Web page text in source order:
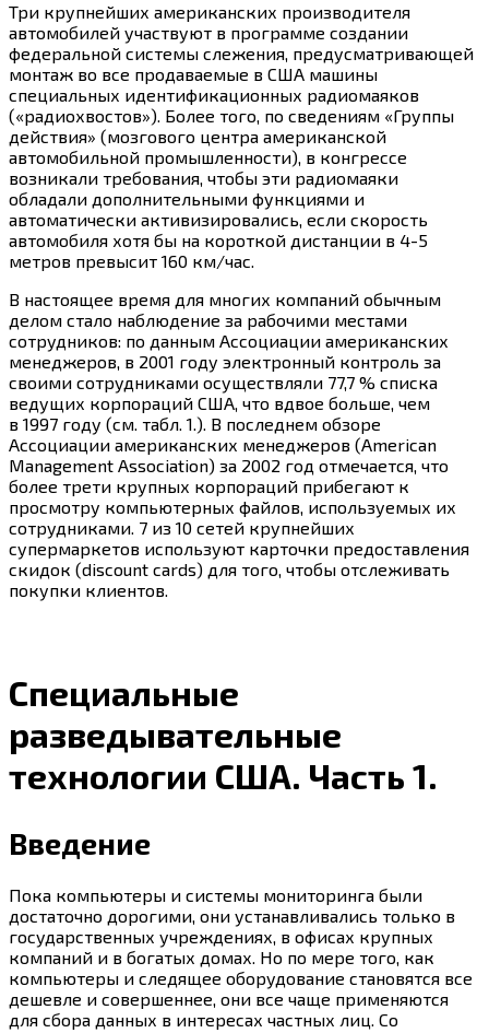
Три крупнейших американских производителя
автомобилей участвуют в программе создании
федеральной системы слежения, предусматривающей
монтаж во все продаваемые в США машины
специальных идентификационных радиомаяков
(«радиохвостов»). Более того, по сведениям «Группы
действия» (мозгового центра американской
автомобильной промышленности), в конгрессе
возникали требования, чтобы эти радиомаяки
обладали дополнительными функциями и
автоматически активизировались, если скорость
автомобиля хотя бы на короткой дистанции в 4-5
метров превысит 160 км/час.
В настоящее время для многих компаний обычным
делом стало наблюдение за рабочими местами
сотрудников: по данным Ассоциации американских
менеджеров, в 2001 году электронный контроль за
своими сотрудниками осуществляли 77,7 % списка
ведущих корпораций США, что вдвое больше, чем
в 1997 году (см. табл. 1.). В последнем обзоре
Ассоциации американских менеджеров (American
Management Association) за 2002 год отмечается, что
более трети крупных корпораций прибегают к
просмотру компьютерных файлов, используемых их
сотрудниками. 7 из 10 сетей крупнейших
супермаркетов используют карточки предоставления
скидок (discount cards) для того, чтобы отслеживать
покупки клиентов.
Специальные
разведывательные
технологии США. Часть 1.
Введение
Пока компьютеры и системы мониторинга были
достаточно дорогими, они устанавливались только в
государственных учреждениях, в офисах крупных
компаний и в богатых домах. Но по мере того, как
компьютеры и следящее оборудование становятся все
дешевле и совершеннее, они все чаще применяются
для сбора данных в интересах частных лиц. Со